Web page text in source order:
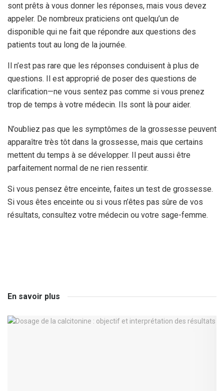
sont prêts à vous donner les réponses, mais vous devez
appeler. De nombreux praticiens ont quelqu’un de
disponible qui ne fait que répondre aux questions des
patients tout au long de la journée.
Il n’est pas rare que les réponses conduisent à plus de
questions. Il est approprié de poser des questions de
clarification—ne vous sentez pas comme si vous prenez
trop de temps à votre médecin. Ils sont là pour aider.
N’oubliez pas que les symptômes de la grossesse peuvent
apparaître très tôt dans la grossesse, mais que certains
mettent du temps à se développer. Il peut aussi être
parfaitement normal de ne rien ressentir.
Si vous pensez être enceinte, faites un test de grossesse.
Si vous êtes enceinte ou si vous n’êtes pas sûre de vos
résultats, consultez votre médecin ou votre sage-femme.
En savoir plus